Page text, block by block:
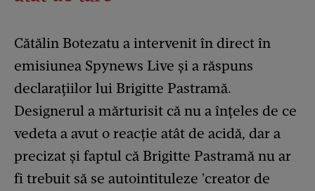
Cătălin Botezatu a intervenit în direct în
emisiunea Spynews Live și a răspuns
declarațiilor lui Brigitte Pastramă.
Designerul a mărturisit că nu a înțeles de ce
vedeta a avut o reacție atât de acidă, dar a
precizat și faptul că Brigitte Pastramă nu ar
fi trebuit să se autointituleze 'creator de